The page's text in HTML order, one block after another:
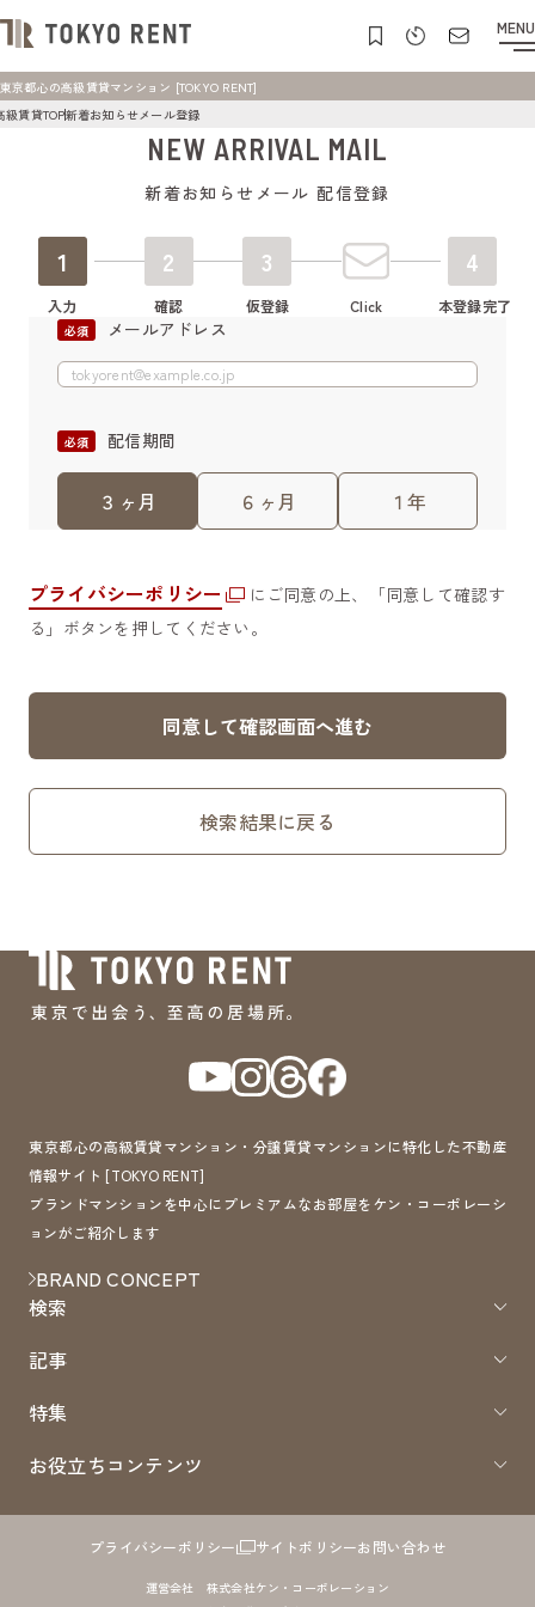
MENU
東京都心の高級賃貸マンション [TOKYO RENT]
級賃貸TOP新着お知らせメール登録
NEW ARRIVAL MAIL
新着お知らせメール 配信登録
1
入力
2
確認
3
仮登録 Click
4
本登録完了
メールアドレス
配信期間
３ヶ月 ６ヶ月 １年
プライバシーポリシー
にご同意の上、「同意して確認す
る」ボタンを押してください。
同意して確認画面へ進む
検索結果に戻る
東京都心の高級賃貸マンション・分譲賃貸マンションに特化した不動産
情報サイト [TOKYO RENT]
ブランドマンションを中心にプレミアムなお部屋をケン・コーポレーシ
ョンがご紹介します
BRAND CONCEPT
検索
記事
特集
お役立ちコンテンツ
プライバシーポリシー サイトポリシーお問い合わせ
運営会社 株式会社ケン・コーポレーション